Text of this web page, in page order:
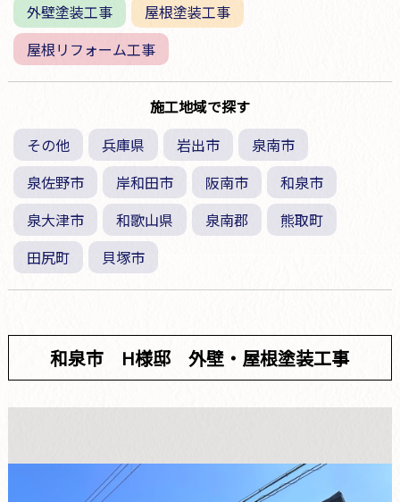
外壁塗装工事
屋根塗装工事
屋根リフォーム工事
施工地域で探す
その他
兵庫県 岩出市
泉南市
泉佐野市
岸和田市 阪南市
和泉市
泉大津市
和歌山県 泉南郡
熊取町
田尻町
貝塚市
和泉市 H様邸 外壁・屋根塗装工事